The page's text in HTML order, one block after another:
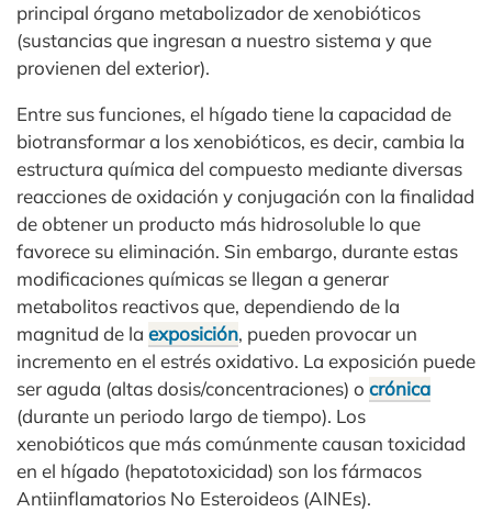
principal órgano metabolizador de xenobióticos
(sustancias que ingresan a nuestro sistema y que
provienen del exterior).
Entre sus funciones, el hígado tiene la capacidad de
biotransformar a los xenobióticos, es decir, cambia la
estructura química del compuesto mediante diversas
reacciones de oxidación y conjugación con la finalidad
de obtener un producto más hidrosoluble lo que
favorece su eliminación. Sin embargo, durante estas
modificaciones químicas se llegan a generar
metabolitos reactivos que, dependiendo de la
magnitud de la exposición, pueden provocar un
incremento en el estrés oxidativo. La exposición puede
ser aguda (altas dosis/concentraciones) o crónica
(durante un periodo largo de tiempo). Los
xenobióticos que más comúnmente causan toxicidad
en el hígado (hepatotoxicidad) son los fármacos
Antiinflamatorios No Esteroideos (AINEs).